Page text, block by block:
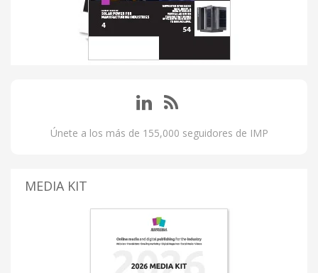
Únete a los más de 155,000 seguidores de IMP
MEDIA KIT